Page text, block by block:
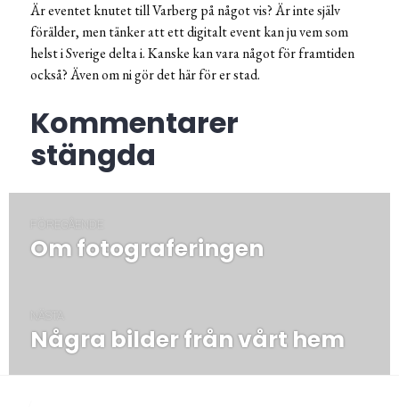
Är eventet knutet till Varberg på något vis? Är inte själv
förälder, men tänker att ett digitalt event kan ju vem som
helst i Sverige delta i. Kanske kan vara något för framtiden
också? Även om ni gör det här för er stad.
Kommentarer
stängda
FÖREGÅENDE
Föregående
Om fotograferingen
NÄSTA
Nästa
Några bilder från vårt hem